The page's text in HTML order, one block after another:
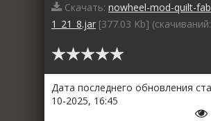
Скачать: nowheel-mod-quilt-
1_21_8.jar [377.03 Kb]
Дата последнего обновления
10-2025, 16:45